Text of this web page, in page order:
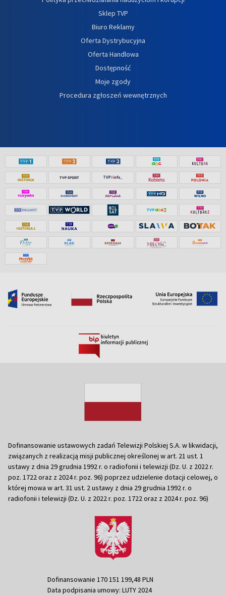
Sklep TVP
Biuro Reklamy
Oferta Dystrybucyjna
Oferta Handlowa
Dostępność
Moje zgody
Procedura zgłoszeń wewnętrznych
Dofinansowanie ustawowych zadań Telewizji Polskiej S.A. w likwidacji,
związanych z realizacją misji publicznej określonej w art. 21 ust. 1
ustawy z dnia 29 grudnia 1992 r. o radiofonii i telewizji (Dz. U. z 2022 r.
poz. 1722 oraz z 2024 r. poz. 96) poprzez udzielenie dotacji celowej, o
której mowa w art. 31 ust. 2 ustawy z dnia 29 grudnia 1992 r. o
radiofonii i telewizji (Dz. U. z 2022 r. poz. 1722 oraz z 2024 r. poz. 96)
Dofinansowanie 170 151 199,48 PLN
Data podpisania umowy: LUTY 2024